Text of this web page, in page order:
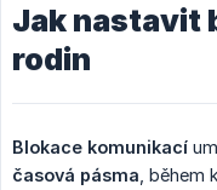
Jak nastavit
rodin
Blokace komunikací
časová pásma ,